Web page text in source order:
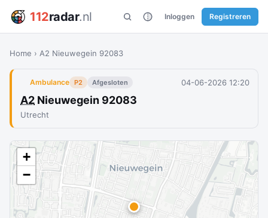
112radar.nl Inloggen Registreren
Home › A2 Nieuwegein 92083
Ambulance P2 Afgesloten 04-06-2026 12:20
A2 Nieuwegein 92083
Utrecht
+
−